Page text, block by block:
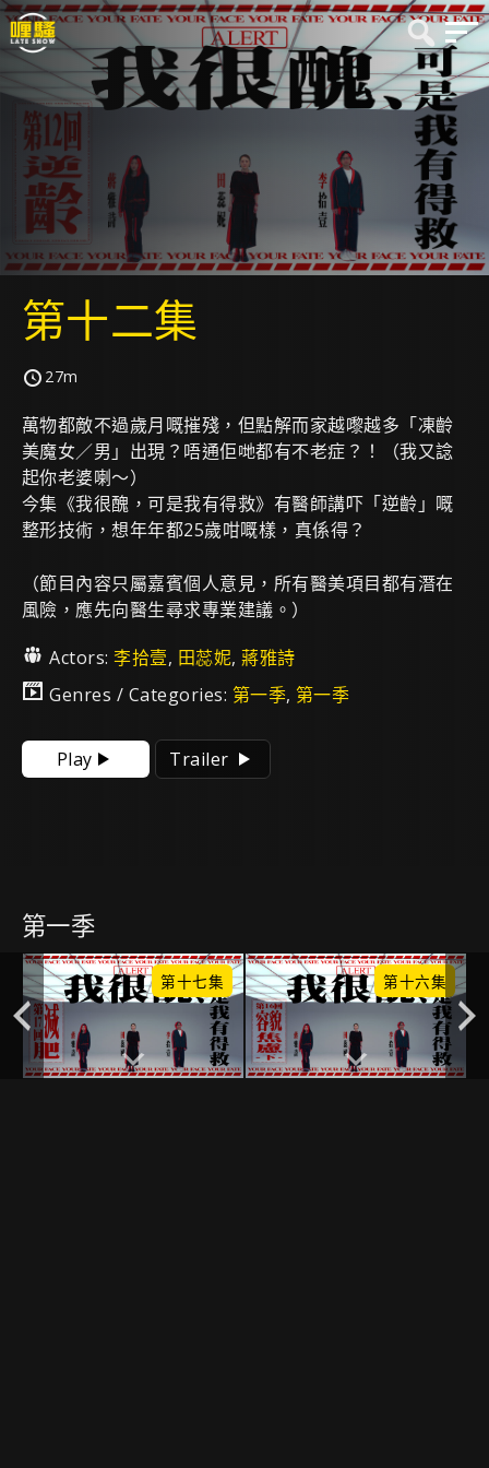
第十二集
27m
萬物都敵不過歲月嘅摧殘，但點解而家越嚟越多「凍齡
美魔女／男」出現？唔通佢哋都有不老症？！（我又諗
起你老婆喇～）
今集《我很醜，可是我有得救》有醫師講吓「逆齡」嘅
整形技術，想年年都25歲咁嘅樣，真係得？
（節目內容只屬嘉賓個人意見，所有醫美項目都有潛在
風險，應先向醫生尋求專業建議。）
Actors:李拾壹, 田蕊妮,蔣雅詩
Genres / Categories: 第一季, 第一季
Play Trailer
第一季
第十七集 第十六集